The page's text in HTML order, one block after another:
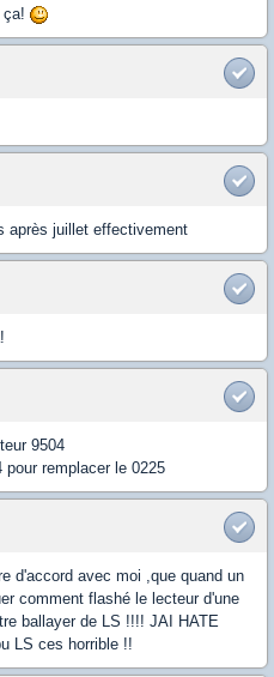
ça!
après juillet effectivement
9504
remplacer le 0225
d'accord avec moi ,que quand un
comment flashé le lecteur d'une
ballayer de LS !!!! JAI HATE
LS ces horrible !!